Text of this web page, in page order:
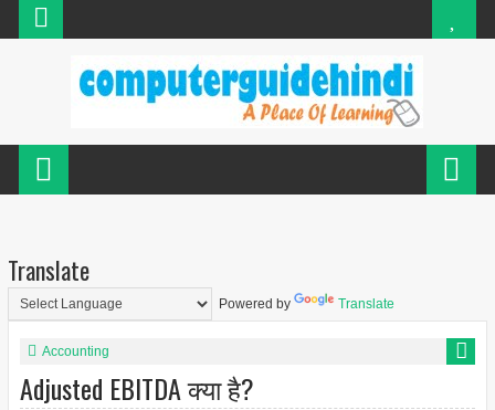
Translate
Powered by Translate
Accounting
Adjusted EBITDA क्या है?